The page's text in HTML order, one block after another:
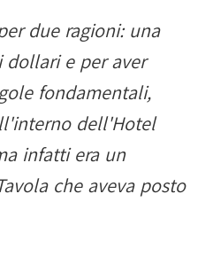
due ragioni: una
e per aver
fondamentali,
dell'Hotel
infatti era un
che aveva posto